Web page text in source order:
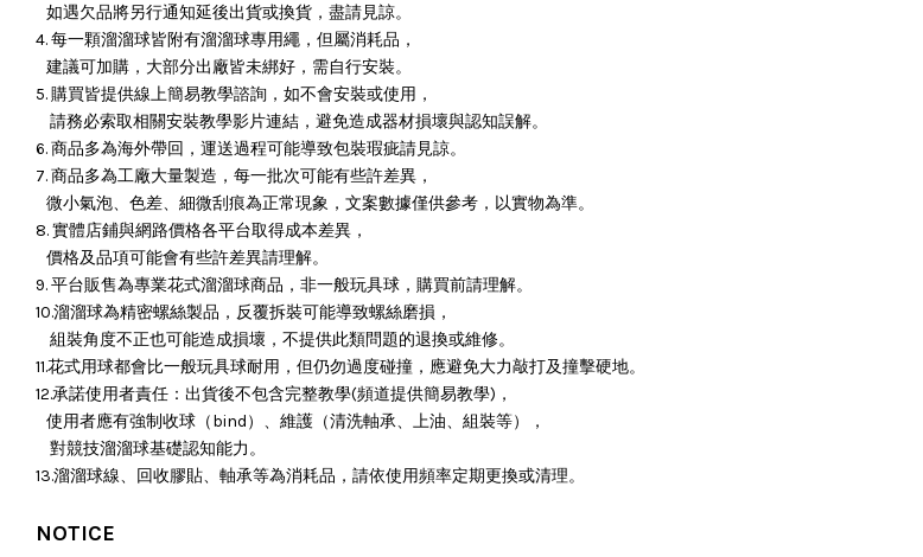
如遇欠品將另行通知延後出貨或換貨，盡請見諒。
4. 每一顆溜溜球皆附有溜溜球專用繩，但屬消耗品，
建議可加購，大部分出廠皆未綁好，需自行安裝。
5. 購買皆提供線上簡易教學諮詢，如不會安裝或使用，
請務必索取相關安裝教學影片連結，避免造成器材損壞與認知誤解。
6. 商品多為海外帶回，運送過程可能導致包裝瑕疵請見諒。
7. 商品多為工廠大量製造，每一批次可能有些許差異，
微小氣泡、色差、細微刮痕為正常現象，文案數據僅供參考，以實物為準。
8. 實體店鋪與網路價格各平台取得成本差異，
價格及品項可能會有些許差異請理解。
9. 平台販售為專業花式溜溜球商品，非一般玩具球，購買前請理解。
10.溜溜球為精密螺絲製品，反覆拆裝可能導致螺絲磨損，
組裝角度不正也可能造成損壞， 不提供此類問題的退換或維修。
11.花式用球都會比一般玩具球耐用，但仍勿過度碰撞，應避免大力敲打及撞擊硬地。
12.承諾使用者責任：出貨後不包含完整教學(頻道提供簡易教學)，
使用者應有強制收球（bind）、維護（清洗軸承、上油、組裝等），
對競技溜溜球基礎認知能力。
13.溜溜球線、回收膠貼、軸承等為消耗品，請依使用頻率定期更換或清理。
NOTICE